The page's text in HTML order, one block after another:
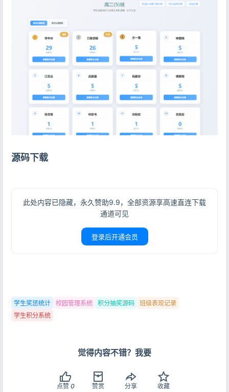
源码下载
此处内容已隐藏，永久赞助9.9，全部资源享高速直连下载
通道可见
登录后开通会员
学生奖惩统计 校园管理系统 积分抽奖源码
班级表现记录
学生积分系统
觉得内容不错？我要
点赞 0 赞赏 分享 收藏
没有账号？立即注册
登录
用户协议 隐私政策